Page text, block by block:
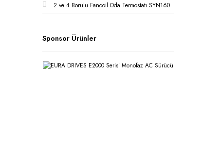
2 ve 4 Borulu Fancoil Oda Termostatı SYN160
Sponsor Ürünler